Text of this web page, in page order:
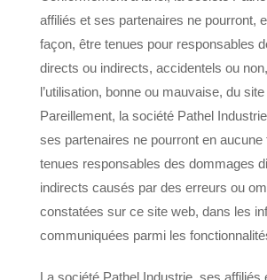
affiliés et ses partenaires ne pourront,
façon, être tenues pour responsables
directs ou indirects, accidentels ou
l’utilisation, bonne ou mauvaise, du
Pareillement, la société Pathel
ses partenaires ne pourront en aucune
tenues responsables des dommages
indirects causés par des erreurs ou
constatées sur ce site web, dans les
communiquées parmi les
La société Pathel Industrie, ses affiliés